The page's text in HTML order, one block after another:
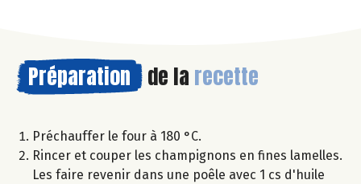
Préparation de la recette
Préchauffer le four à 180 °C.
Rincer et couper les champignons en fines lamelles.
Les faire revenir dans une poêle avec 1 cs d'huile